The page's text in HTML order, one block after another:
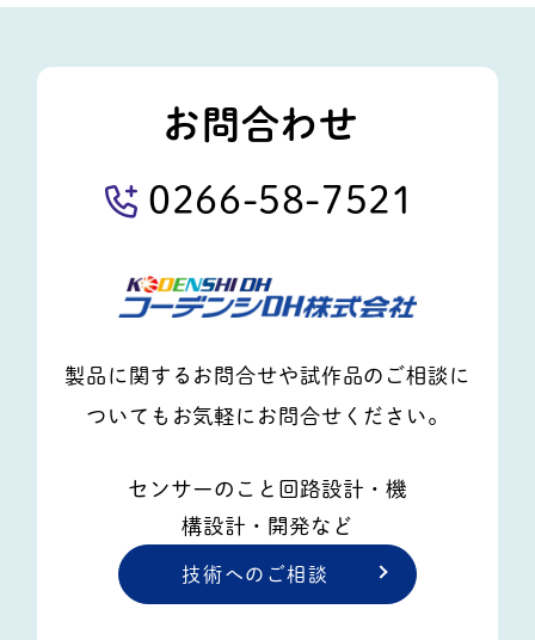
お問合わせ
0266-58-7521
製品に関するお問合せや試作品のご相談に
ついてもお気軽にお問合せください。
センサーのこと回路設計・機
構設計・開発など
技術へのご相談